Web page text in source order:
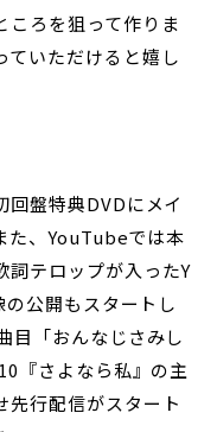
ころを狙って作りま
ていただけると嬉し
回盤特典DVDにメイ
た、YouTubeでは本
詞テロップが入ったY
公開もスタートし
目「おんなじさみし
『さよなら私』の主
先行配信がスタート